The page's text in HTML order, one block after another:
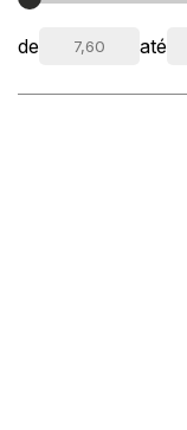
de até